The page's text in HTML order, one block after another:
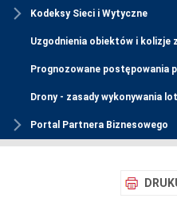
Kodeksy Sieci i Wytyczne
Uzgodnienia obiektów i kolizje
Prognozowane postępowania
Drony - zasady wykonywania
Portal Partnera Biznesowego